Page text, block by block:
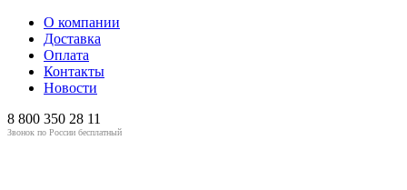
О компании
Доставка
Оплата
Контакты
Новости
8 800 350 28 11
Звонок по России бесплатный